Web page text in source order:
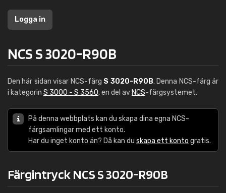
Logga in
NCS S 3020-R90B
Den här sidan visar NCS-färg S 3020-R90B. Denna NCS-färg är
i kategorin S 3000 - S 3560, en del av NCS-färgsystemet.
På denna webbplats kan du skapa dina egna NCS-
färgsamlingar med ett konto.
Har du inget konto än? Då kan du skapa ett konto gratis.
Färgintryck NCS S 3020-R90B